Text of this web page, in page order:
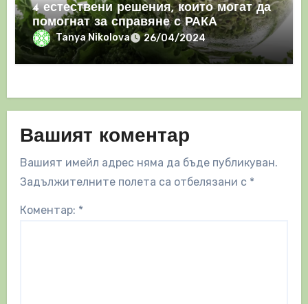
4 естествени решения, които могат да
помогнат за справяне с РАКА
Tanya Nikolova 26/04/2024
Вашият коментар
Вашият имейл адрес няма да бъде публикуван.
Задължителните полета са отбелязани с *
Коментар: *